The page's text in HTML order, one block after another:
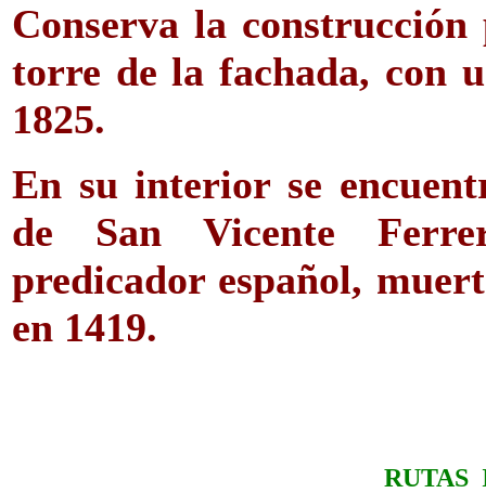
Conserva la
torre de la fachada, con
1825.
En su interior se
de San Vicente
predicador español,
en 1419.
RUTAS